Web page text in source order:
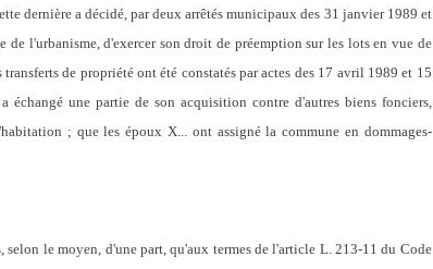
dernière a décidé, par deux arrêtés municipaux des 31 janvier 1989 et
l'urbanisme, d'exercer son droit de préemption sur les lots en vue de
de propriété ont été constatés par actes des 17 avril 1989 et 15
une partie de son acquisition contre d'autres biens fonciers,
; que les époux X... ont assigné la commune en dommages-
le moyen, d'une part, qu'aux termes de l'article L. 213-11 du Code